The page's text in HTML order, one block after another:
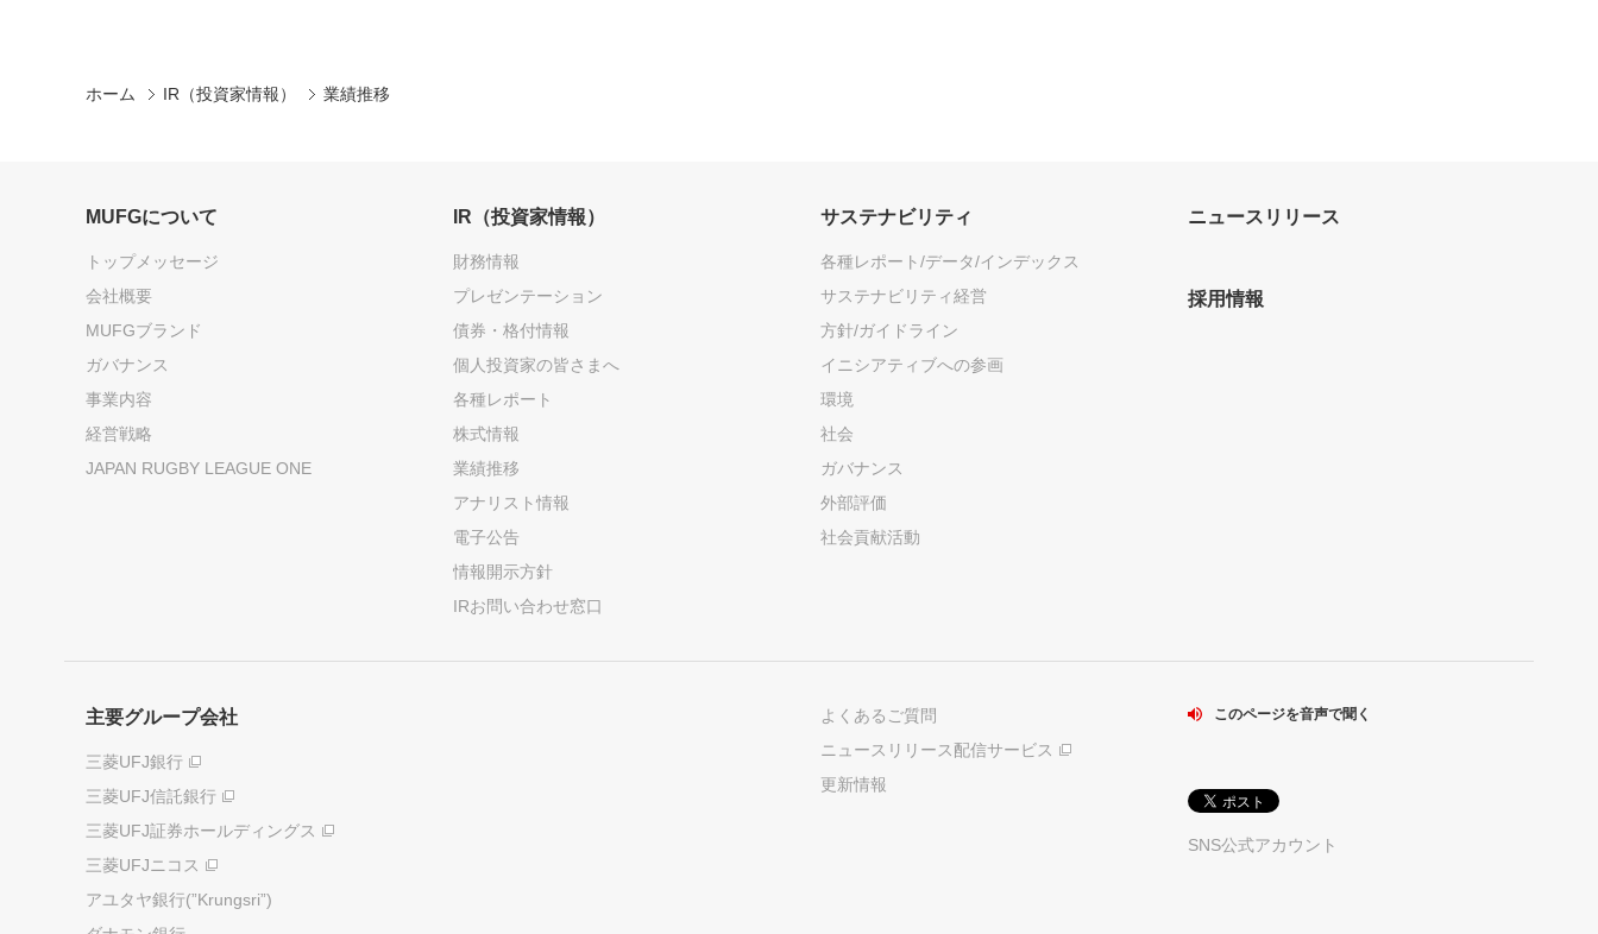
ホーム IR（投資家情報） 業績推移
MUFGについて
トップメッセージ
会社概要
MUFGブランド
ガバナンス
事業内容
経営戦略
JAPAN RUGBY LEAGUE ONE
IR（投資家情報）
財務情報
プレゼンテーション
債券・格付情報
個人投資家の皆さまへ
各種レポート
株式情報
業績推移
アナリスト情報
電子公告
情報開示方針
IRお問い合わせ窓口
サステナビリティ
各種レポート/データ/インデックス
サステナビリティ経営
方針/ガイドライン
イニシアティブへの参画
環境
社会
ガバナンス
外部評価
社会貢献活動
ニュースリリース
採用情報
主要グループ会社
三菱UFJ銀行
三菱UFJ信託銀行
三菱UFJ証券ホールディングス
三菱UFJニコス
アユタヤ銀行(”Krungsri”)
よくあるご質問
ニュースリリース配信サービス
更新情報
このページを音声で聞く
SNS公式アカウント